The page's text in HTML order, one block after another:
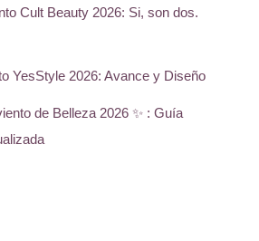
Cult Beauty 2026: Si, son dos.
YesStyle 2026: Avance y Diseño
de Belleza 2026 ✨ : Guía